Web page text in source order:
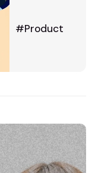
Product